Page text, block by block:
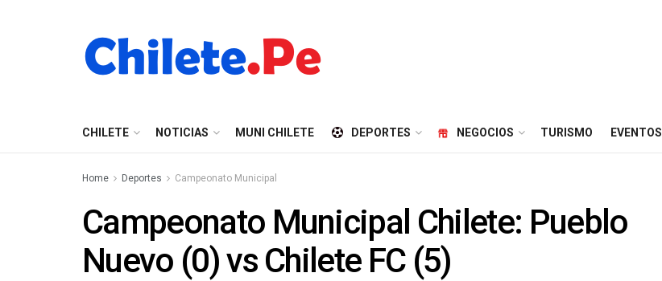
CHILETE NOTICIAS MUNI CHILETE DEPORTES NEGOCIOS TURISMO EVENTOS
Home Deportes Campeonato Municipal
Campeonato Municipal Chilete: Pueblo
Nuevo (0) vs Chilete FC (5)